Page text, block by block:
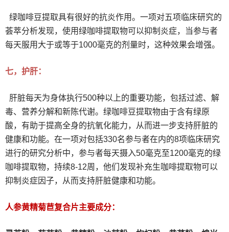
绿咖啡豆提取具有很好的抗炎作用。一项对五项临床研究的
荟萃分析发现，使用绿咖啡提取物可以抑制炎症，当参与者
每天服用大于或等于1000毫克的剂量时，这种效果会增强。
七，护肝：
肝脏每天为身体执行500种以上的重要功能，包括过滤、解
毒、营养分解和新陈代谢。绿咖啡豆提取物由于含有绿原
酸，有助于提高全身的抗氧化能力，从而进一步支持肝脏的
健康和功能。在一项对包括330名参与者在内的8项临床研究
进行的研究分析中，参与者每天摄入50毫克至1200毫克的绿
咖啡提取物，持续8-12周，他们发现补充生咖啡提取物可以
抑制炎症因子，从而支持肝脏健康和功能。
人参黄精菊苣复合片主要成分：